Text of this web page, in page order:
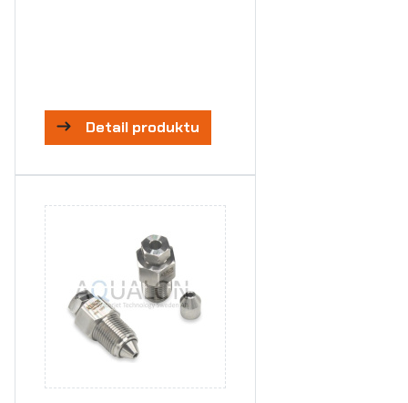
Detail produktu